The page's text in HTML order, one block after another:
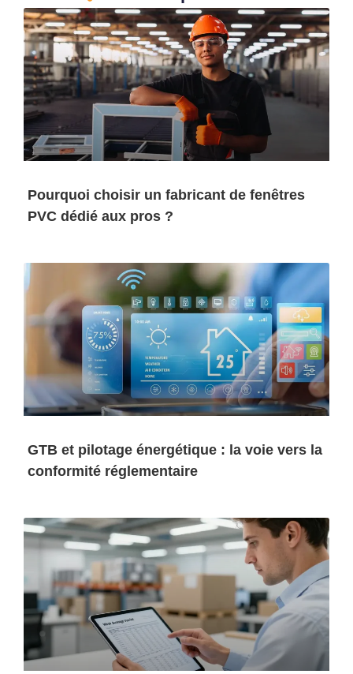
Pourquoi choisir un fabricant de fenêtres
PVC dédié aux pros ?
GTB et pilotage énergétique : la voie vers la
conformité réglementaire